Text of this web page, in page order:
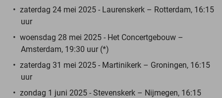
zaterdag 24 mei 2025 - Laurenskerk – Rotterdam, 16:15
uur
woensdag 28 mei 2025 - Het Concertgebouw –
Amsterdam, 19:30 uur (*)
zaterdag 31 mei 2025 - Martinikerk – Groningen, 16:15
uur
zondag 1 juni 2025 - Stevenskerk – Nijmegen, 16:15